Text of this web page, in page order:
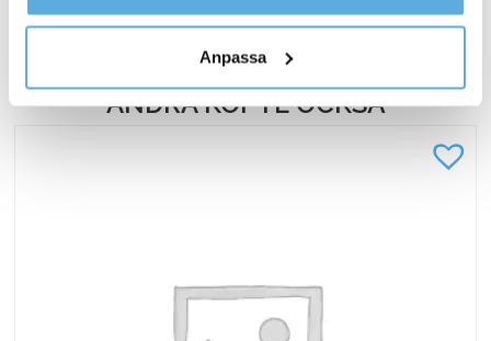
kontaktar oss och på vilket sätt vi behandlar
Anpassa
ANDRA KÖPTE OCKSÅ